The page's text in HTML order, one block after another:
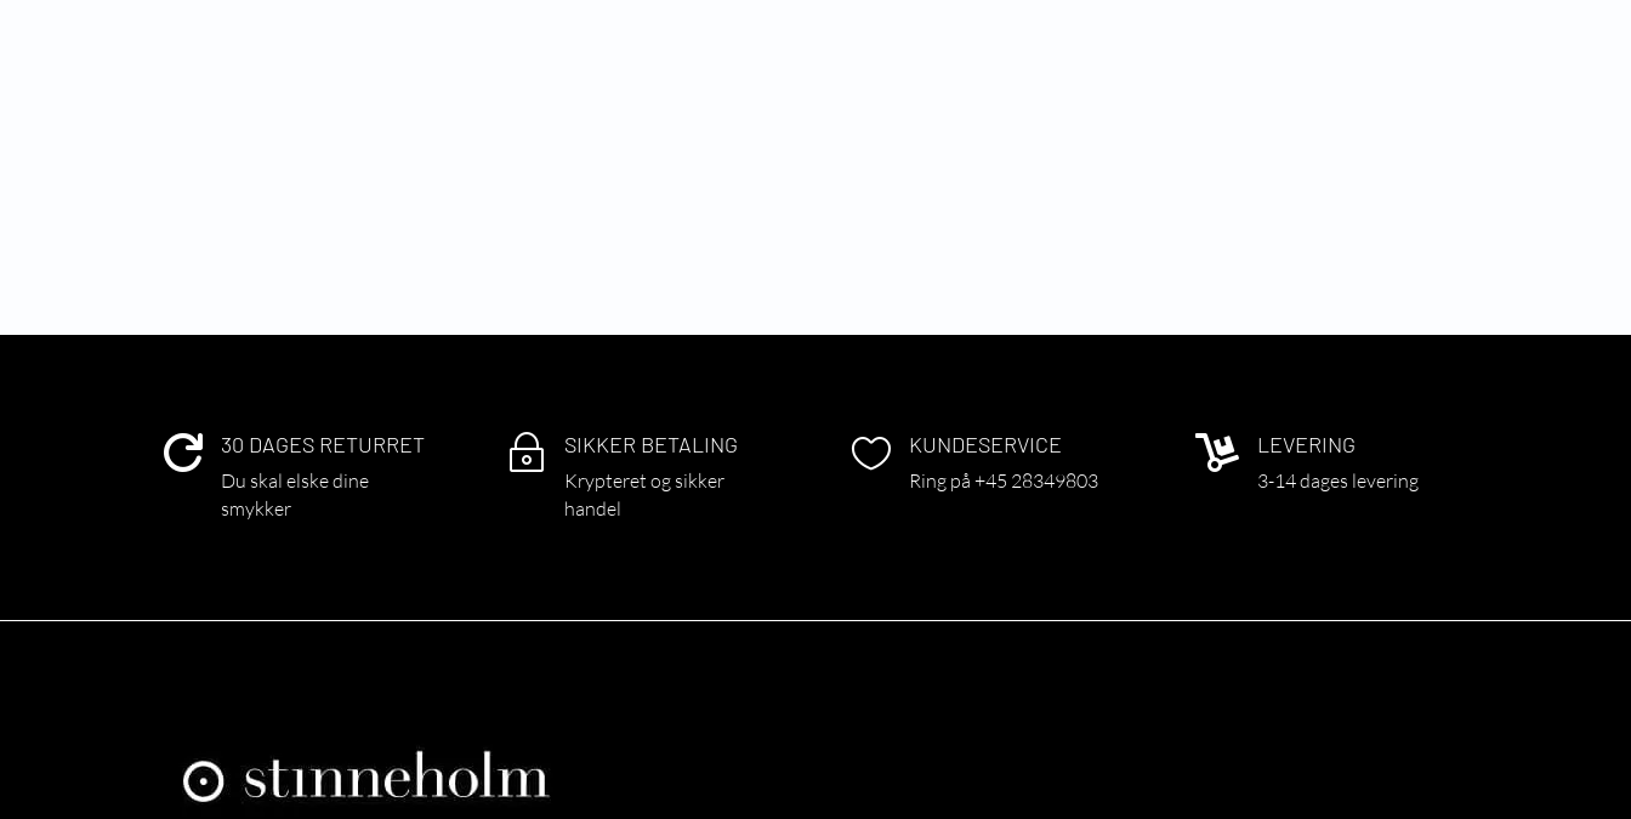
 30 DAGES RETURRET
Du skal elske dine
smykker
~ SIKKER BETALING
Krypteret og sikker
handel
 KUNDESERVICE
Ring på +45 28349803
 LEVERING
3-14 dages levering